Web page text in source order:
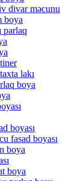
divar məcunu
boya
lakı
boya
boyası
fasad boyası
boya
boya